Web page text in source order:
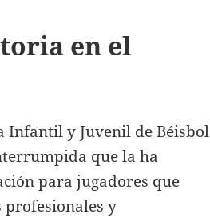
en el
Infantil y Juvenil de Béisbol
que la ha
para jugadores que
y